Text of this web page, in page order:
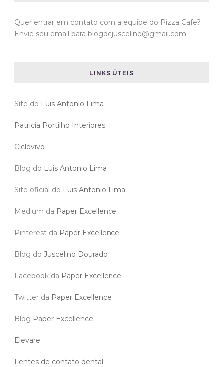
Quer entrar em contato com a equipe do Pizza Cafe?
Envie seu email para blogdojuscelino@gmail.com
LINKS ÚTEIS
Site do Luis Antonio Lima
Patricia Portilho Interiores
Ciclovivo
Blog do Luis Antonio Lima
Site oficial do Luis Antonio Lima
Medium da Paper Excellence
Pinterest da Paper Excellence
Blog do Juscelino Dourado
Facebook da Paper Excellence
Twitter da Paper Excellence
Blog Paper Excellence
Elevare
Lentes de contato dental